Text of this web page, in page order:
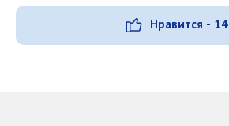
Нравится - 14